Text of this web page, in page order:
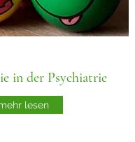
in der Psychiatrie
lesen